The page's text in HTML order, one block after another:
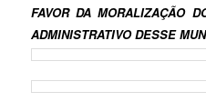
FAVOR DA MORALIZAÇÃO
ADMINISTRATIVO DESSE